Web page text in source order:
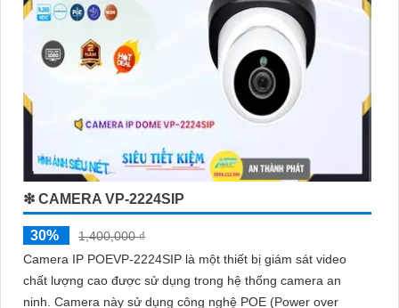
❇ CAMERA VP-2224SIP
30%
1,400,000 ₫
Camera IP POEVP-2224SIP là một thiết bị giám sát video
chất lượng cao được sử dụng trong hệ thống camera an
ninh. Camera này sử dụng công nghệ POE (Power over